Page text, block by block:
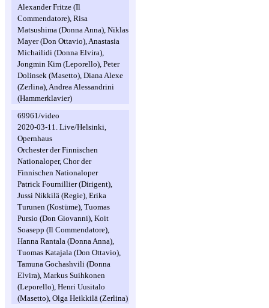
Alexander Fritze (Il
Commendatore), Risa
Matsushima (Donna Anna), Niklas
Mayer (Don Ottavio), Anastasia
Michailidi (Donna Elvira),
Jongmin Kim (Leporello), Peter
Dolinsek (Masetto), Diana Alexe
(Zerlina), Andrea Alessandrini
(Hammerklavier)
69961/video
2020-03-11. Live/Helsinki,
Opernhaus
Orchester der Finnischen
Nationaloper, Chor der
Finnischen Nationaloper
Patrick Fournillier (Dirigent),
Jussi Nikkilä (Regie), Erika
Turunen (Kostüme), Tuomas
Pursio (Don Giovanni), Koit
Soasepp (Il Commendatore),
Hanna Rantala (Donna Anna),
Tuomas Katajala (Don Ottavio),
Tamuna Gochashvili (Donna
Elvira), Markus Suihkonen
(Leporello), Henri Uusitalo
(Masetto), Olga Heikkilä (Zerlina)